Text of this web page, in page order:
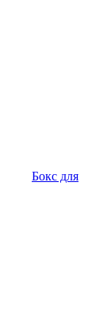
Бокс для